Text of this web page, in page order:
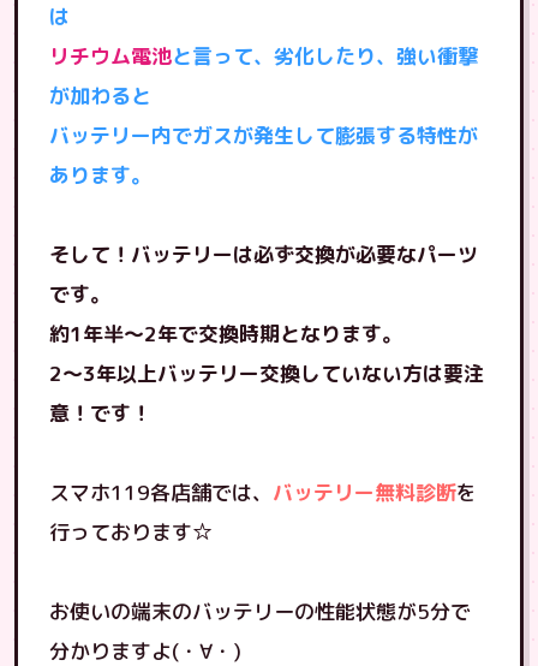
は
リチウム電池と言って、劣化したり、強い衝撃
が加わると
バッテリー内でガスが発生して膨張する特性が
あります。
そして！バッテリーは必ず交換が必要なパーツ
です。
約1年半〜2年で交換時期となります。
2〜3年以上バッテリー交換していない方は要注
意！です！
スマホ119各店舗では、 バッテリー無料診断を
行っております☆
お使いの端末のバッテリーの性能状態が5分で
分かりますよ(・∀・)